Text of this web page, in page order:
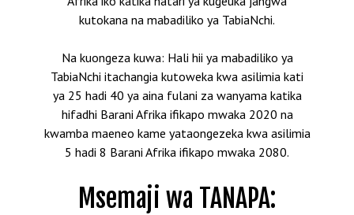
kutokana na mabadiliko ya TabiaNchi.
Na kuongeza kuwa: Hali hii ya mabadiliko ya
TabiaNchi itachangia kutoweka kwa asilimia kati
ya 25 hadi 40 ya aina fulani za wanyama katika
hifadhi Barani Afrika ifikapo mwaka 2020 na
kwamba maeneo kame yataongezeka kwa asilimia
5 hadi 8 Barani Afrika ifikapo mwaka 2080.
Msemaji wa TANAPA: